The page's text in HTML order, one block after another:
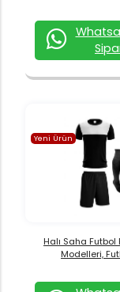
Yeni Ürün
Halı Saha Futbol
Modelleri,